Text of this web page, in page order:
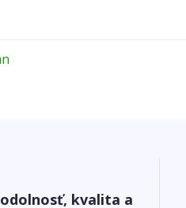
kvalita a